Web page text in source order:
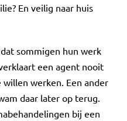
En veilig naar huis
sommigen hun werk
een agent nooit
werken. Een ander
daar later op terug.
bij een